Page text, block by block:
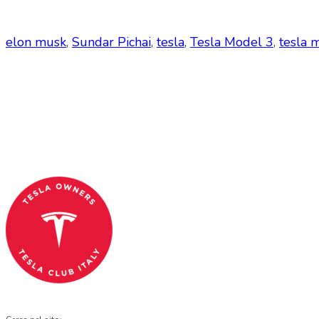
elon musk, Sundar Pichai, tesla, Tesla Model 3, tesla